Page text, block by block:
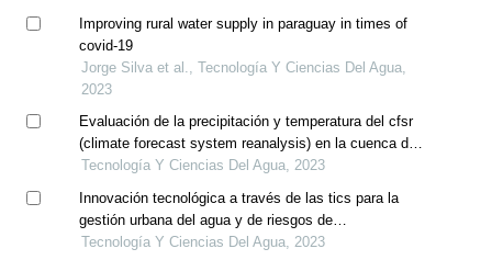
Improving rural water supply in paraguay in times of
covid-19
Jorge Silva et al., Tecnología Y Ciencias Del Agua,
2023
Evaluación de la precipitación y temperatura del cfsr
(climate forecast system reanalysis) en la cuenca del
río mayo
Tecnología Y Ciencias Del Agua, 2023
Innovación tecnológica a través de las tics para la
gestión urbana del agua y de riesgos de
precipitaciones extremas
Tecnología Y Ciencias Del Agua, 2023